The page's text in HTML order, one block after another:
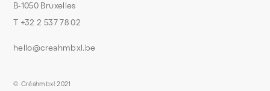
B-1050 Bruxelles
T +32 2 537 78 02
hello@creahmbxl.be
© Créahmbxl 2021